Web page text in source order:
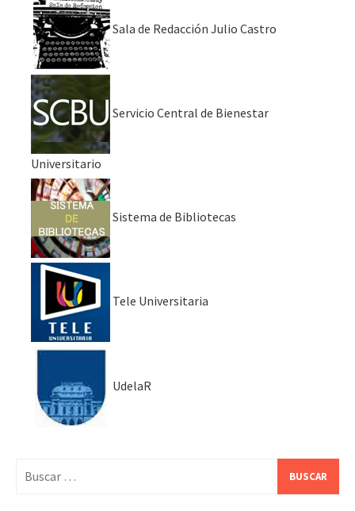
Sala de Redacción Julio Castro
Servicio Central de Bienestar
Universitario
Sistema de Bibliotecas
Tele Universitaria
UdelaR